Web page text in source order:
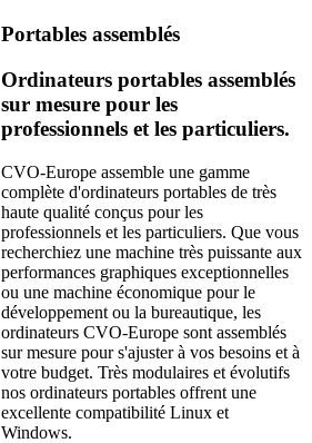
Portables assemblés
Ordinateurs portables assemblés
sur mesure pour les
professionnels et les particuliers.
CVO-Europe assemble une gamme
complète d'ordinateurs portables de très
haute qualité conçus pour les
professionnels et les particuliers. Que vous
recherchiez une machine très puissante aux
performances graphiques exceptionnelles
ou une machine économique pour le
développement ou la bureautique, les
ordinateurs CVO-Europe sont assemblés
sur mesure pour s'ajuster à vos besoins et à
votre budget. Très modulaires et évolutifs
nos ordinateurs portables offrent une
excellente compatibilité Linux et
Windows.